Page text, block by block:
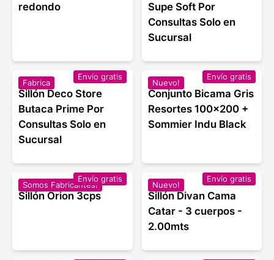
redondo
Supe Soft Por
Consultas Solo en
Sucursal
Fabrica
Envío gratis
Sillón Deco Store
Butaca Prime Por
Consultas Solo en
Sucursal
Nuevo!
Envío gratis
Conjunto Bicama Gris
Resortes 100x200 +
Sommier Indu Black
Somos Fabricantes!
Envío gratis
Sillón Orion 3cps
Nuevo!
Envío gratis
Sillón Divan Cama
Catar - 3 cuerpos -
2.00mts